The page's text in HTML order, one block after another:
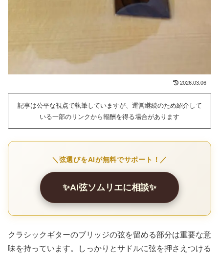
2026.03.06
記事は公平な視点で執筆していますが、運営継続のため紹介して
いる一部のリンクから報酬を得る場合があります
＼弦選びをAIが無料でサポート！／
✨AI弦ソムリエに相談✨
クラシックギターのブリッジの弦を留める部分は重要な意
味を持っています。しっかりとサドルに弦を押さえつける